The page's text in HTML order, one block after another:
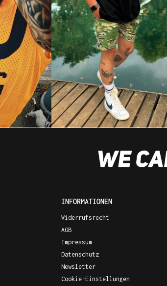
INFORMATIONEN
Widerrufsrecht
AGB
Impressum
Datenschutz
Newsletter
Cookie-Einstellungen